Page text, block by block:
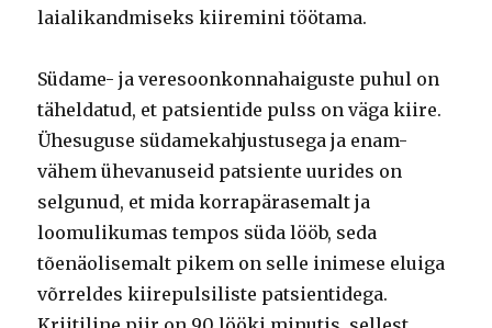
laialikandmiseks kiiremini töötama.
Südame- ja veresoonkonnahaiguste puhul on
täheldatud, et patsientide pulss on väga kiire.
Ühesuguse südamekahjustusega ja enam-
vähem ühevanuseid patsiente uurides on
selgunud, et mida korrapärasemalt ja
loomulikumas tempos süda lööb, seda
tõenäolisemalt pikem on selle inimese eluiga
võrreldes kiirepulsiliste patsientidega.